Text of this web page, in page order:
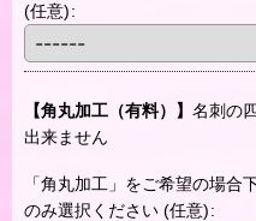
(任意):
【角丸加工（有料）】 名刺の
出来ません
「角丸加工」をご希望の場合
のみ選択ください (任意):